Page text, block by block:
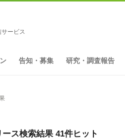
ービス
告知・募集 研究・調査報告
ス検索結果 41件ヒット